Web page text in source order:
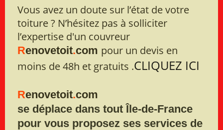
Vous avez un doute sur l’état de votre
toiture ? N’hésitez pas à solliciter
l’expertise d'un couvreur
Renovetoit.com pour un devis en
moins de 48h et gratuits .CLIQUEZ ICI
Renovetoit.com
se déplace dans tout Île-de-France
pour vous proposez ses services de